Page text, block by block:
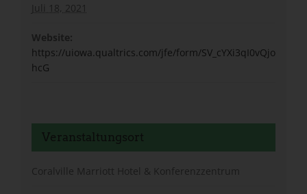
Juli 18, 2021
Website:
https://uiowa.qualtrics.com/jfe/form/SV_cYXi3qI0vQjo
hcG
Veranstaltungsort
Coralville Marriott Hotel & Konferenzzentrum